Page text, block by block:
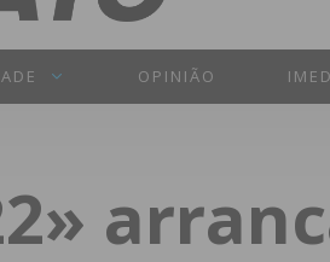
OPINIÃO